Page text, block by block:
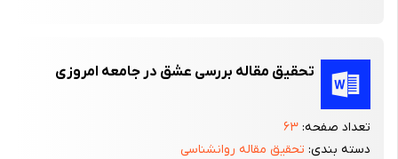
تحقیق مقاله بررسی عشق در جامعه امروزی
تعداد صفحه: ۶۳
دسته بندی: تحقیق مقاله روانشناسی